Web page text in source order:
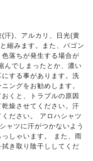
汗)、アルカリ、日光(黄
縮みます。また、パゴン
落ちが発生する場合が
んでしまったとか、濃い
する事があります。洗
ングをお勧めします。
くと、トラブルの原因
燥させてください。汗
ださい。 アロハシャツ
ャツに汗がつかないよう
しゃいます。 また、雨
き取り陰干ししてくだ